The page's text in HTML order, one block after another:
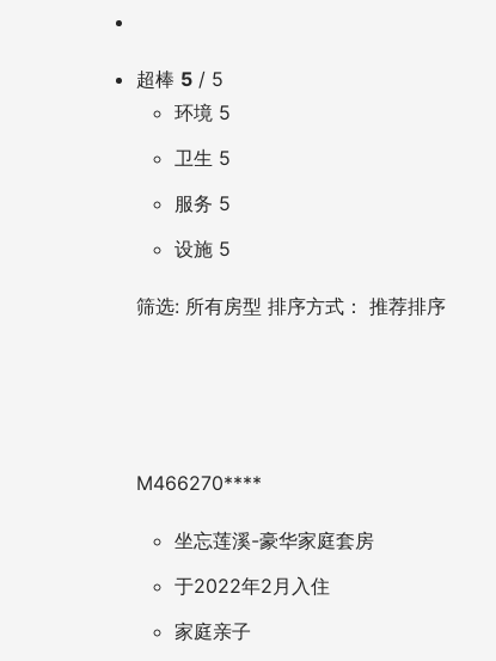
超棒 5 / 5
环境 5
卫生 5
服务 5
设施 5
筛选: 所有房型 排序方式： 推荐排序
M466270****
坐忘莲溪-豪华家庭套房
于2022年2月入住
家庭亲子